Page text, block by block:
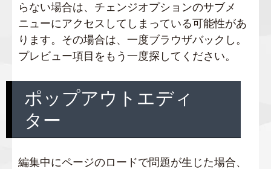
らない場合は、チェンジオプションのサブメ
ニューにアクセスしてしまっている可能性があ
ります。その場合は、一度ブラウザバックし。
プレビュー項目をもう一度探してください。
ポップアウトエディ
ター
編集中にページのロードで問題が生じた場合、